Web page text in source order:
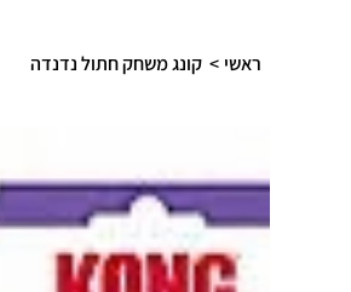
ראשי > קונג משחק חתול נדנדה